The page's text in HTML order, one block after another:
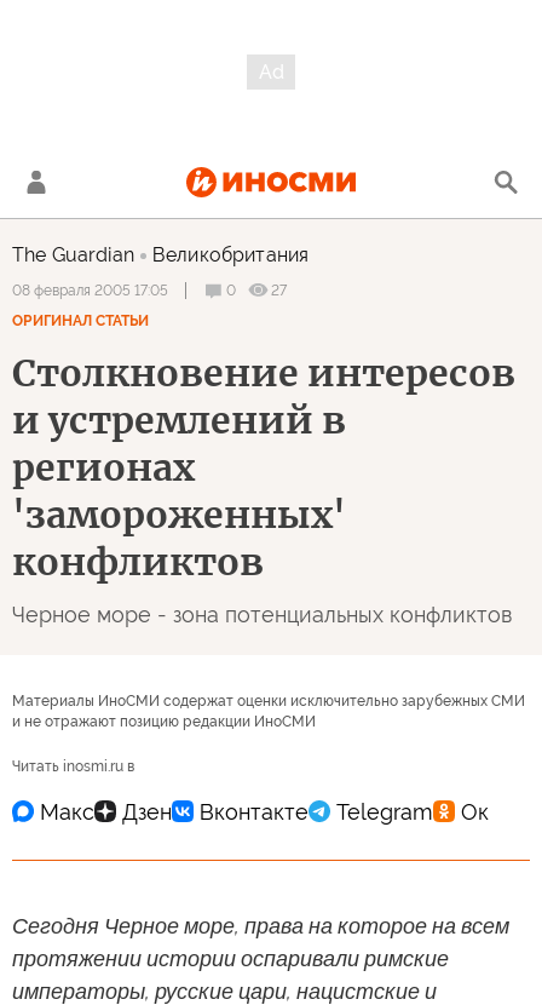
The Guardian Великобритания
08 февраля 2005 17:05 0
27
ОРИГИНАЛ СТАТЬИ
Столкновение интересов
и устремлений в
регионах
'замороженных'
конфликтов
Черное море - зона потенциальных конфликтов
Материалы ИноСМИ содержат оценки исключительно зарубежных СМИ
и не отражают позицию редакции ИноСМИ
Читать inosmi.ru в
Сегодня Черное море, права на которое на всем
протяжении истории оспаривали римские
императоры, русские цари, нацистские и